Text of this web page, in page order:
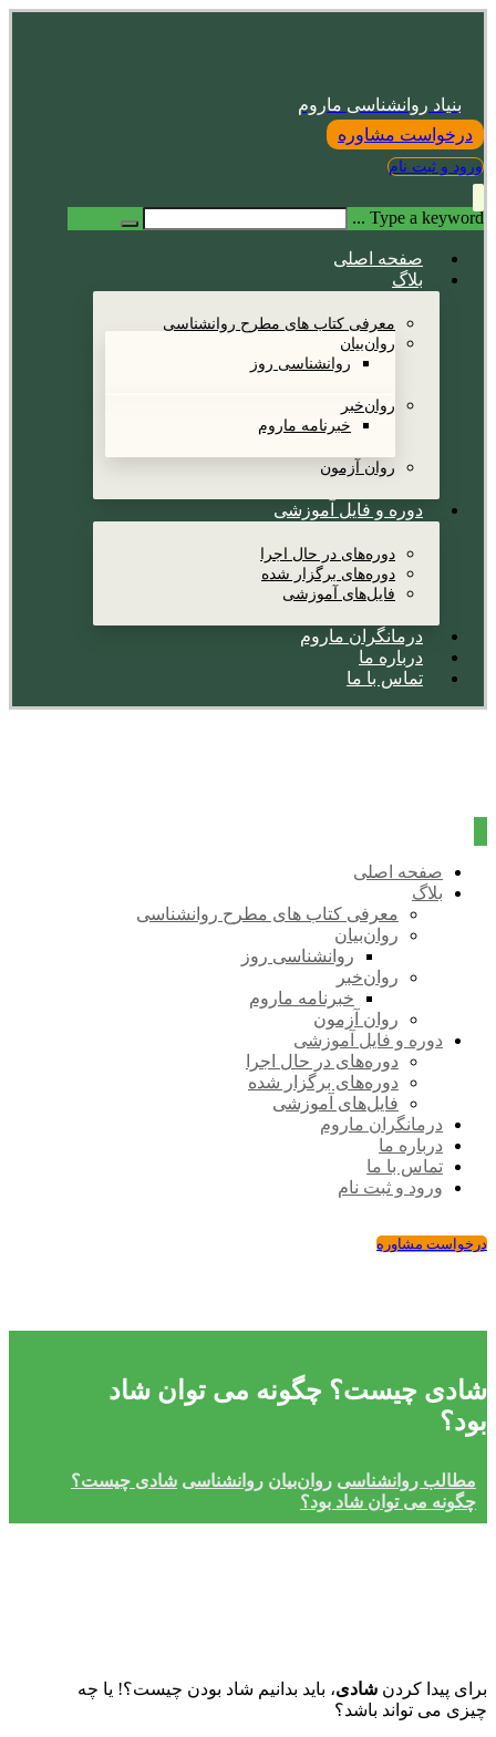
بنیاد روانشناسی ماروم
درخواست مشاوره
ورود و ثبت نام
Type a keyword ...
صفحه اصلی
بلاگ
معرفی کتاب های مطرح روانشناسی
روان‌بیان
روانشناسی روز
روان‌خبر
خبرنامه ماروم
روان آزمون
دوره و فایل آموزشی
دوره‌های در حال اجرا
دوره‌های برگزار شده
فایل‌های آموزشی
درمانگران ماروم
درباره ما
تماس با ما
صفحه اصلی
بلاگ
معرفی کتاب های مطرح روانشناسی
روان‌بیان
روانشناسی روز
روان‌خبر
خبرنامه ماروم
روان آزمون
دوره و فایل آموزشی
دوره‌های در حال اجرا
دوره‌های برگزار شده
فایل‌های آموزشی
درمانگران ماروم
درباره ما
تماس با ما
ورود و ثبت نام
درخواست مشاوره
شادی چیست؟ چگونه می توان شاد
بود؟
مطالب روانشناسی روان‌بیان روانشناسی شادی چیست؟
چگونه می توان شاد بود؟
برای پیدا کردن شادی، باید بدانیم شاد بودن چیست؟! یا چه
چیزی می ­تواند باشد؟